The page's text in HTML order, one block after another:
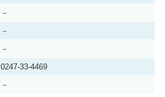
－
－
－
0247-33-4469
－